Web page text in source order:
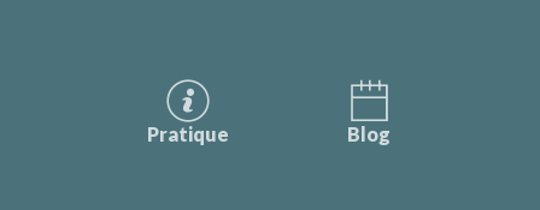
Pratique Blog